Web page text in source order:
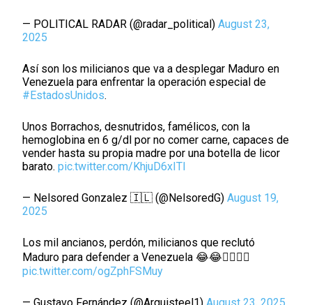
— POLITICAL RADAR (@radar_political)August 23,
2025
Así son los milicianos que va a desplegar Maduro en
Venezuela para enfrentar la operación especial de
#EstadosUnidos.
Unos Borrachos, desnutridos, famélicos, con la
hemoglobina en 6 g/dl por no comer carne, capaces de
vender hasta su propia madre por una botella de licor
barato.pic.twitter.com/KhjuD6xITl
— Nelsored Gonzalez 🇮🇱 (@NelsoredG)August 19,
2025
Los mil ancianos, perdón, milicianos que reclutó
Maduro para defender a Venezuela 😂😂🤦‍♂️🤦‍♂️
pic.twitter.com/ogZphFSMuy